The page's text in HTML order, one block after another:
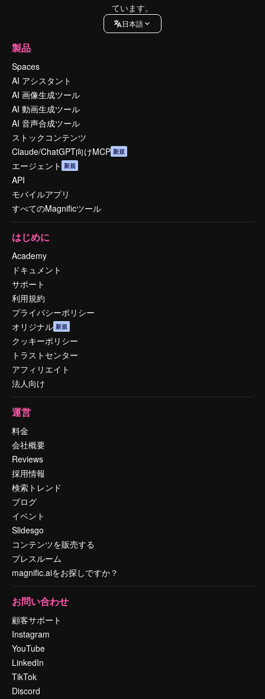
ています。
日本語
製品
Spaces
AI アシスタント
AI 画像生成ツール
AI 動画生成ツール
AI 音声合成ツール
ストックコンテンツ
Claude/ChatGPT向けMCP 新規
エージェント 新規
API
モバイルアプリ
すべてのMagnificツール
はじめに
Academy
ドキュメント
サポート
利用規約
プライバシーポリシー
オリジナル 新規
クッキーポリシー
トラストセンター
アフィリエイト
法人向け
運営
料金
会社概要
Reviews
採用情報
検索トレンド
ブログ
イベント
Slidesgo
コンテンツを販売する
プレスルーム
magnific.aiをお探しですか？
お問い合わせ
顧客サポート
Instagram
YouTube
LinkedIn
TikTok
Discord